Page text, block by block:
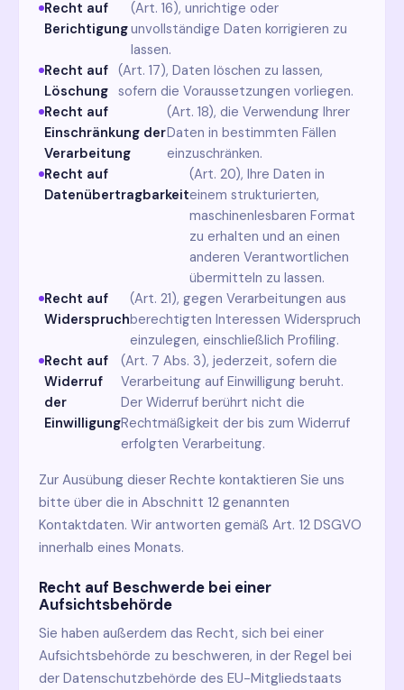
Recht auf
Berichtigung
(Art. 16), unrichtige oder
unvollständige Daten korrigieren zu
lassen.
Recht auf
Löschung
(Art. 17), Daten löschen zu lassen,
sofern die Voraussetzungen vorliegen.
Recht auf
Einschränkung der
Verarbeitung
(Art. 18), die Verwendung Ihrer
Daten in bestimmten Fällen
einzuschränken.
Recht auf
Datenübertragbarkeit
(Art. 20), Ihre Daten in
einem strukturierten,
maschinenlesbaren Format
zu erhalten und an einen
anderen Verantwortlichen
übermitteln zu lassen.
Recht auf
Widerspruch
(Art. 21), gegen Verarbeitungen aus
berechtigten Interessen Widerspruch
einzulegen, einschließlich Profiling.
Recht auf
Widerruf
der
Einwilligung
(Art. 7 Abs. 3), jederzeit, sofern die
Verarbeitung auf Einwilligung beruht.
Der Widerruf berührt nicht die
Rechtmäßigkeit der bis zum Widerruf
erfolgten Verarbeitung.
Zur Ausübung dieser Rechte kontaktieren Sie uns
bitte über die in Abschnitt 12 genannten
Kontaktdaten. Wir antworten gemäß Art. 12 DSGVO
innerhalb eines Monats.
Recht auf Beschwerde bei einer
Aufsichtsbehörde
Sie haben außerdem das Recht, sich bei einer
Aufsichtsbehörde zu beschweren, in der Regel bei
der Datenschutzbehörde des EU-Mitgliedstaats